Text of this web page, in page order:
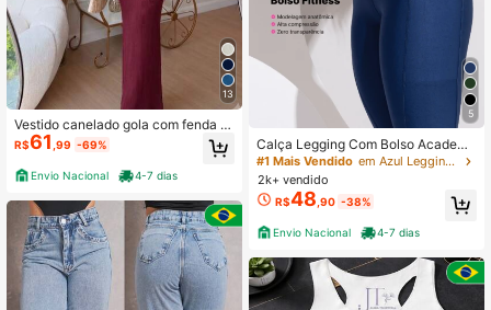
13
Vestido canelado gola com fenda tri
cot modal alta qualidade fresco e re
spirável verão summer 2027
R$61 ,99 -69%
Envio Nacional 4-7 dias
5
Calça Legging Com Bolso Academi
a Feminina Cintura Alta Atletyca Fit
ness Roupa Academia
#1 Mais Vendido
em Azul Leggings Esportivas Femininas
2k+ vendido
R$48 ,90 -38%
Envio Nacional 4-7 dias